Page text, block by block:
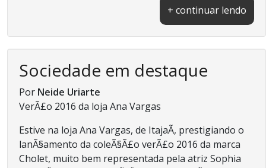
+ continuar lendo
Sociedade em destaque
Por Neide Uriarte
VerÃ£o 2016 da loja Ana Vargas
Estive na loja Ana Vargas, de ItajaÃ­, prestigiando o
lanÃ§amento da coleÃ§Ã£o verÃ£o 2016 da marca
Cholet, muito bem representada pela atriz Sophia